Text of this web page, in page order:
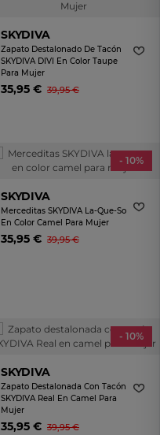
SKYDIVA
Zapato Destalonado De Tacón
SKYDIVA DIVI En Color Taupe
Para Mujer
35,95 € 39,95 €
- 10%
SKYDIVA
Merceditas SKYDIVA La-Que-So
En Color Camel Para Mujer
35,95 € 39,95 €
- 10%
SKYDIVA
Zapato Destalonada Con Tacón
SKYDIVA Real En Camel Para
Mujer
35,95 € 39,95 €